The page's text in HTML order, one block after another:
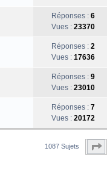
Réponses : 6
Vues : 23370
Réponses : 2
Vues : 17636
Réponses : 9
Vues : 23010
Réponses : 7
Vues : 20172
1087 Sujets